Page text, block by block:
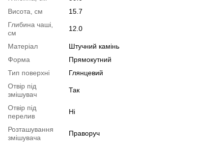
Висота, см
15.7
Глибина чаші,
см
12.0
Матеріал
Штучний камінь
Форма
Прямокутний
Тип поверхні
Глянцевий
Отвір під
змішувач
Так
Отвір під
перелив
Ні
Розташування
змішувача
Праворуч